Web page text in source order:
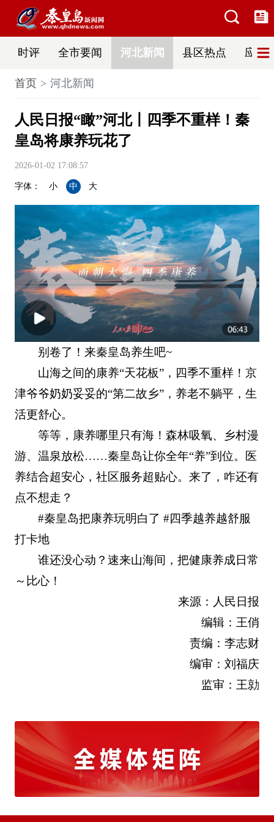
时评 全市要闻 河北新闻 县区热点 应急
首页 河北新闻
人民日报“瞰”河北丨四季不重样！秦
皇岛将康养玩花了
2026-01-02 17:08:57
字体： 小 中 大
别卷了！来秦皇岛养生吧~
山海之间的康养“天花板”，四季不重样！京
津爷爷奶奶妥妥的“第二故乡”，养老不躺平，生
活更舒心。
等等，康养哪里只有海！森林吸氧、乡村漫
游、温泉放松……秦皇岛让你全年“养”到位。医
养结合超安心，社区服务超贴心。来了，咋还有
点不想走？
#秦皇岛把康养玩明白了 #四季越养越舒服
打卡地
谁还没心动？速来山海间，把健康养成日常
～比心！
来源：人民日报
编辑：王俏
责编：李志财
编审：刘福庆
监审：王勍